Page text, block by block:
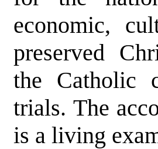
economic,
preserved
the Catholic
trials. The
is a living